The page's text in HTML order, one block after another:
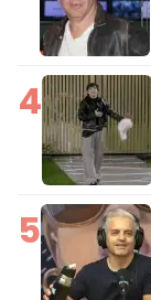
4
5